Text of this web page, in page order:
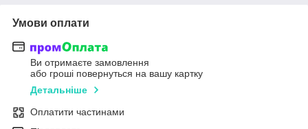
Умови оплати
Ви отримаєте замовлення
або гроші повернуться на вашу картку
Детальніше
Оплатити частинами